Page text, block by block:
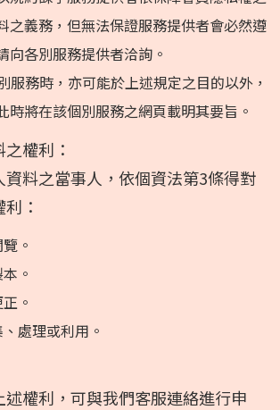
之義務，但無法保證服務提供者會必然遵
向各別服務提供者洽詢。
服務時，亦可能於上述規定之目的以外，
時將在該個別服務之網頁載明其要旨。
權利：
料之當事人，依個資法第3條得對
：
。
。
。
處理或利用。
述權利，可與我們客服連絡進行申